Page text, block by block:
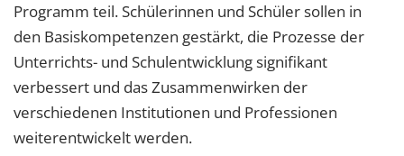
Programm teil. Schülerinnen und Schüler sollen in
den Basiskompetenzen gestärkt, die Prozesse der
Unterrichts- und Schulentwicklung signifikant
verbessert und das Zusammenwirken der
verschiedenen Institutionen und Professionen
weiterentwickelt werden.